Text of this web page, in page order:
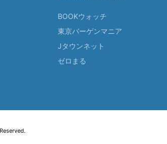
BOOKウォッチ
東京バーゲンマニア
Jタウンネット
ゼロまる